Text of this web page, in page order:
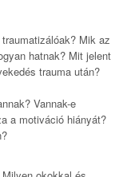
Mik az
hatnak? Mit jelent
trauma után?
Vannak-e
a motiváció hiányát?